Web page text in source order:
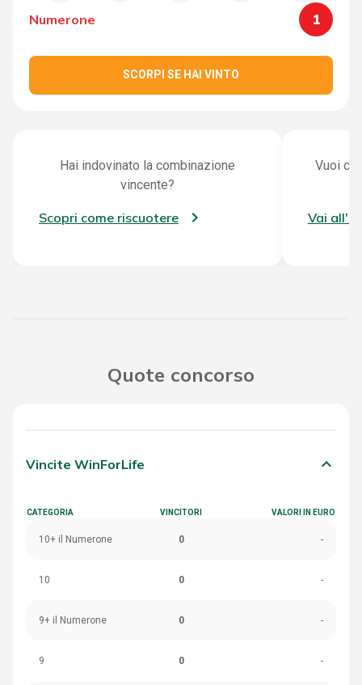
Numerone 1
SCORPI SE HAI VINTO
Hai indovinato la combinazione
vincente?
Scopri come riscuotere
Vuoi
Vai
Quote concorso
Vincite WinForLife keyboard_arrow_down
CATEGORIA VINCITORI VALORI IN EURO
10+ il Numerone 0 -
10 0 -
9+ il Numerone 0 -
9 0 -